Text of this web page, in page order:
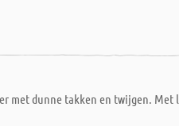
met dunne takken en twijgen.